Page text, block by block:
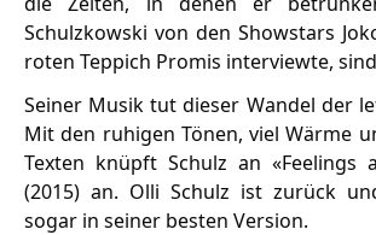
Schulzkowski von den Showstars
roten Teppich Promis interviewte,
Seiner Musik tut dieser Wandel der
Mit den ruhigen Tönen, viel Wärme
Texten knüpft Schulz an «Feelings
(2015) an. Olli Schulz ist zurück
sogar in seiner besten Version.